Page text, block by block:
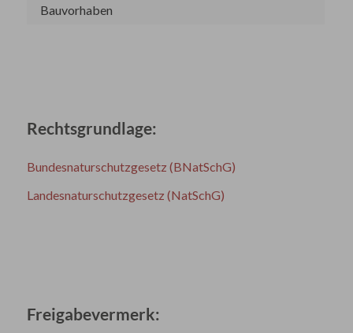
Bauvorhaben
Rechtsgrundlage:
Bundesnaturschutzgesetz (BNatSchG)
Landesnaturschutzgesetz (NatSchG)
Freigabevermerk: